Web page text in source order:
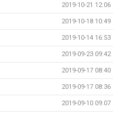
2019-10-21 12:06
2019-10-18 10:49
2019-10-14 16:53
2019-09-23 09:42
2019-09-17 08:40
2019-09-17 08:36
2019-09-10 09:07